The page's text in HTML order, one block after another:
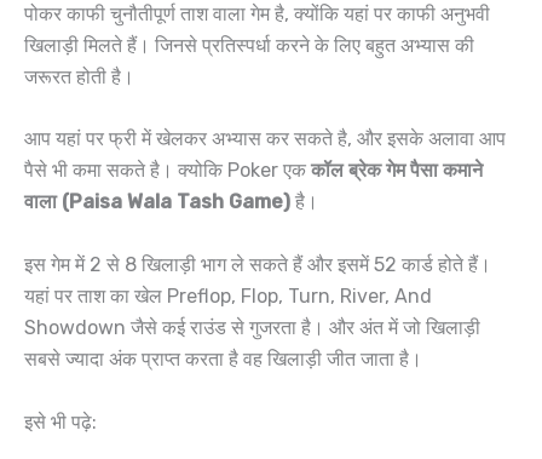
पोकर काफी चुनौतीपूर्ण ताश वाला गेम है, क्योंकि यहां पर काफी अनुभवी
खिलाड़ी मिलते हैं। जिनसे प्रतिस्पर्धा करने के लिए बहुत अभ्यास की
जरूरत होती है।
आप यहां पर फ्री में खेलकर अभ्यास कर सकते है, और इसके अलावा आप
पैसे भी कमा सकते है। क्योकि Poker एक कॉल ब्रेक गेम पैसा कमाने
वाला (Paisa Wala Tash Game) है।
इस गेम में 2 से 8 खिलाड़ी भाग ले सकते हैं और इसमें 52 कार्ड होते हैं।
यहां पर ताश का खेल Preflop, Flop, Turn, River, And
Showdown जैसे कई राउंड से गुजरता है। और अंत में जो खिलाड़ी
सबसे ज्यादा अंक प्राप्त करता है वह खिलाड़ी जीत जाता है।
इसे भी पढ़े: